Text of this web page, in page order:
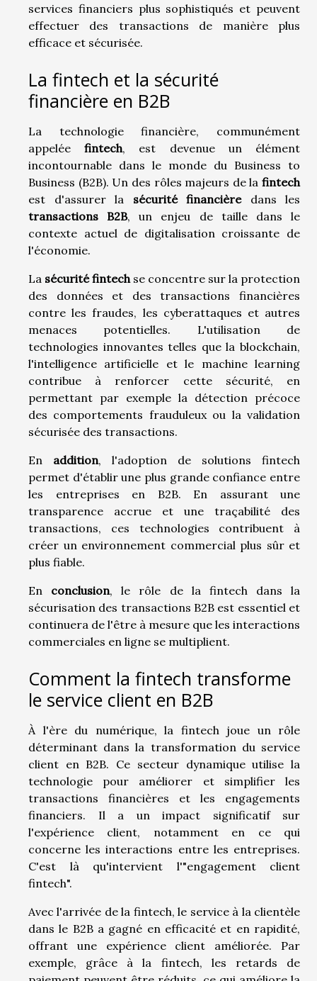
services financiers plus sophistiqués et peuvent
effectuer des transactions de manière plus
efficace et sécurisée.
La fintech et la sécurité
financière en B2B
La technologie financière, communément
appeléefintech, est devenue un élément
incontournable dans le monde du Business to
Business (B2B). Un des rôles majeurs de la fintech
est d'assurer la sécurité financièredans les
transactions B2B, un enjeu de taille dans le
contexte actuel de digitalisation croissante de
l'économie.
La sécurité fintech se concentre sur la protection
des données et des transactions financières
contre les fraudes, les cyberattaques et autres
menaces potentielles. L'utilisation de
technologies innovantes telles que la blockchain,
l'intelligence artificielle et le machine learning
contribue à renforcer cette sécurité, en
permettant par exemple la détection précoce
des comportements frauduleux ou la validation
sécurisée des transactions.
En addition, l'adoption de solutions fintech
permet d'établir une plus grande confiance entre
les entreprises en B2B. En assurant une
transparence accrue et une traçabilité des
transactions, ces technologies contribuent à
créer un environnement commercial plus sûr et
plus fiable.
En conclusion, le rôle de la fintech dans la
sécurisation des transactions B2B est essentiel et
continuera de l'être à mesure que les interactions
commerciales en ligne se multiplient.
Comment la fintech transforme
le service client en B2B
À l'ère du numérique, la fintech joue un rôle
déterminant dans la transformation du service
client en B2B. Ce secteur dynamique utilise la
technologie pour améliorer et simplifier les
transactions financières et les engagements
financiers. Il a un impact significatif sur
l'expérience client, notamment en ce qui
concerne les interactions entre les entreprises.
C'est là qu'intervient l'"engagement client
fintech".
Avec l'arrivée de la fintech, le service à la clientèle
dans le B2B a gagné en efficacité et en rapidité,
offrant une expérience client améliorée. Par
exemple, grâce à la fintech, les retards de